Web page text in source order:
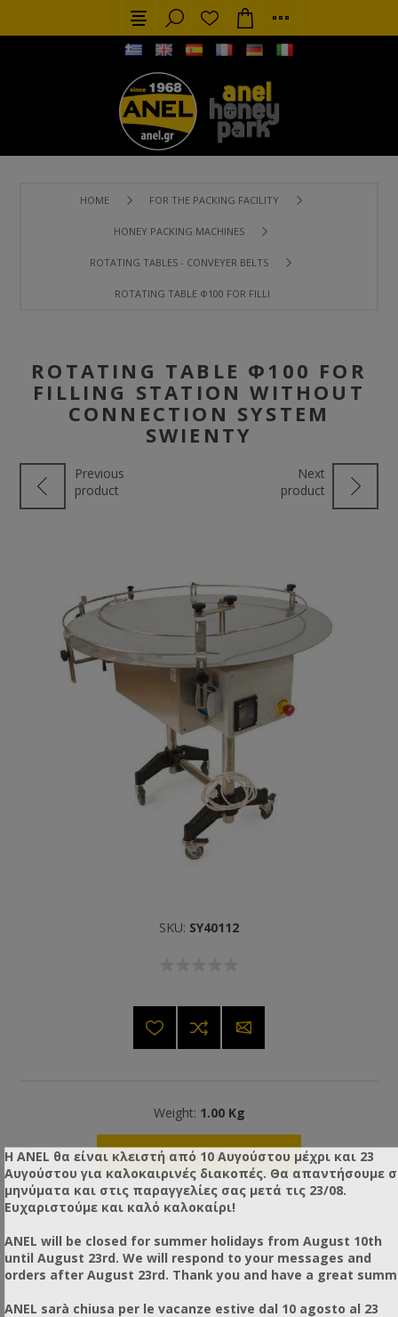
HOME FOR THE PACKING FACILITY
HONEY PACKING MACHINES
ROTATING TABLES - CONVEYER BELTS
ROTATING TABLE Φ100 FOR FILLING STATION WITHOUT
ROTATING TABLE Φ100 FOR
FILLING STATION WITHOUT
CONNECTION SYSTEM
SWIENTY
Previous
product
Next
product
SKU: SY40112
Weight: 1.00 Kg
Contact us for pricing
Η ANEL θα είναι κλειστή από 10 Αυγούστου μέχρι και 23
Αυγούστου για καλοκαιρινές διακοπές. Θα απαντήσουμε
μηνύματα και στις παραγγελίες σας μετά τις 23/08.
Ευχαριστούμε και καλό καλοκαίρι!
ANEL will be closed for summer holidays from August 10th
until August 23rd. We will respond to your messages and
orders after August 23rd. Thank you and have a great
ANEL sarà chiusa per le vacanze estive dal 10 agosto al 23